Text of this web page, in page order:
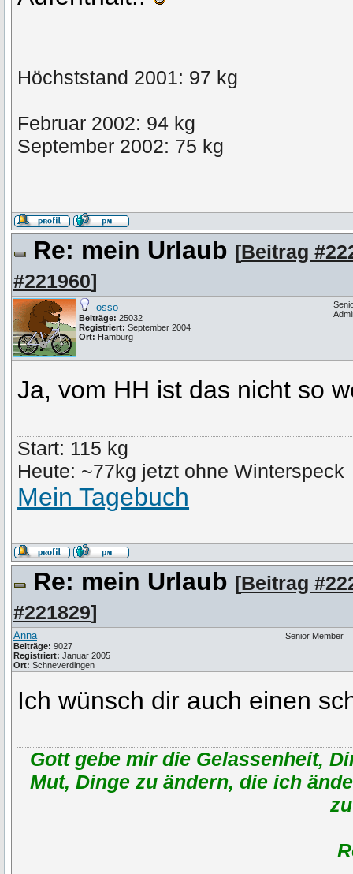
Höchststand 2001: 97 kg
Februar 2002: 94 kg
September 2002: 75 kg
Re: mein Urlaub [Beitrag
#221960]
osso
Beiträge: 25032
Registriert: September 2004
Ort: Hamburg
Ja, vom HH ist das nicht so
Start: 115 kg
Heute: ~77kg jetzt ohne Winterspeck
Mein Tagebuch
Re: mein Urlaub [Beitrag
#221829]
Anna
Beiträge: 9027
Registriert: Januar 2005
Ort: Schneverdingen
Senior Member
Ich wünsch dir auch einen
Gott gebe mir die Gelassenheit,
Mut, Dinge zu ändern, die ich